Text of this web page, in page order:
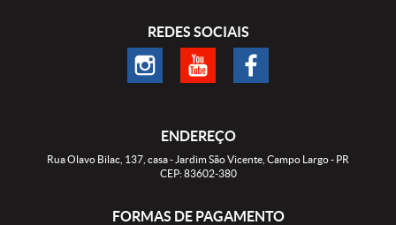
REDES SOCIAIS
ENDEREÇO
Rua Olavo Bilac, 137, casa- Jardim São Vicente, Campo Largo- PR
CEP: 83602-380
FORMAS DE PAGAMENTO